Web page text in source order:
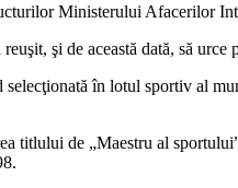
Ministerului Afacerilor
şi de această dată, să
în lotul sportiv al
titlului de „Maestru al